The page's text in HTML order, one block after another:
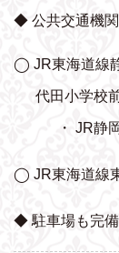
◆ 公共交通機
◯ JR東海道線
代田小学校
・ JR静
◯ JR東海道線
◆ 駐車場も完